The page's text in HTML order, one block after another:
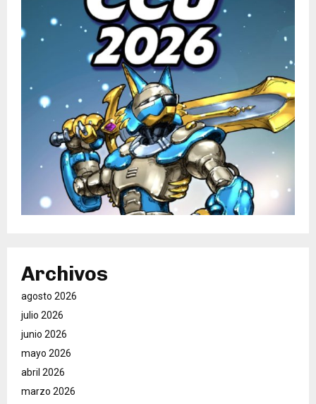
Archivos
agosto 2026
julio 2026
junio 2026
mayo 2026
abril 2026
marzo 2026